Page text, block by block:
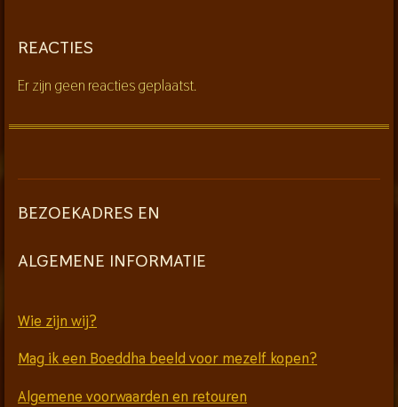
REACTIES
Er zijn geen reacties geplaatst.
BEZOEKADRES EN
ALGEMENE INFORMATIE
Wie zijn wij?
Mag ik een Boeddha beeld voor mezelf kopen?
Algemene voorwaarden en retouren